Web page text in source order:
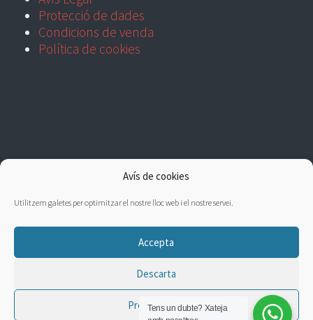
Avís de cookies
Utilitzem galetes per optimitzar el nostre lloc web i el nostre servei.
Accepta
Descarta
Preferències
Protecció de dades
Condicions de venda
Política de cookies
Tens un dubte? Xateja